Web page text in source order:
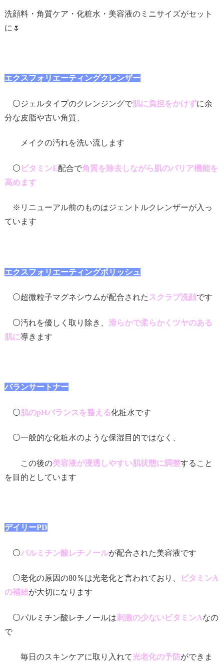
洗顔料・角質ケア・化粧水・美容液のミニサイズがセット
に🌷
エクスフォリエーティングクレンザー
⚪️ジェルタイプのクレンジングで肌に負担をかけずに余
分な皮脂や古い角質、
メイクの汚れを洗い流します
⚪️ ビタミンE配合で角質を除去しながら肌のバリア機能を
高めます
※リニューアル前のものはジェントルクレンザーが入っ
ています
エクスフォリエーティングポリッシュ
⚪️超微粒子マグネシウムが配合された スクラブ洗顔です
⚪️汚れを優しく取り除き、 滑らかで柔らかくツヤのある
肌に導きます
バランサートナー
⚪️ 肌のpHバランスを整える化粧水です
⚪️一般的な化粧水のような保湿目的ではなく、
この後の美容液が浸透しやすい肌状態に調整すること
を目的としています
デイリーPD
⚪️パルミチン酸レチノールが配合された美容液です
⚪️老化の原因の80％は光老化と言われており、
ビタミンA
の補給が大切になります
⚪️パルミチン酸レチノールは刺激の少ないビタミンAなの
で
毎日のスキンケアに取り入れて光老化の予防ができま